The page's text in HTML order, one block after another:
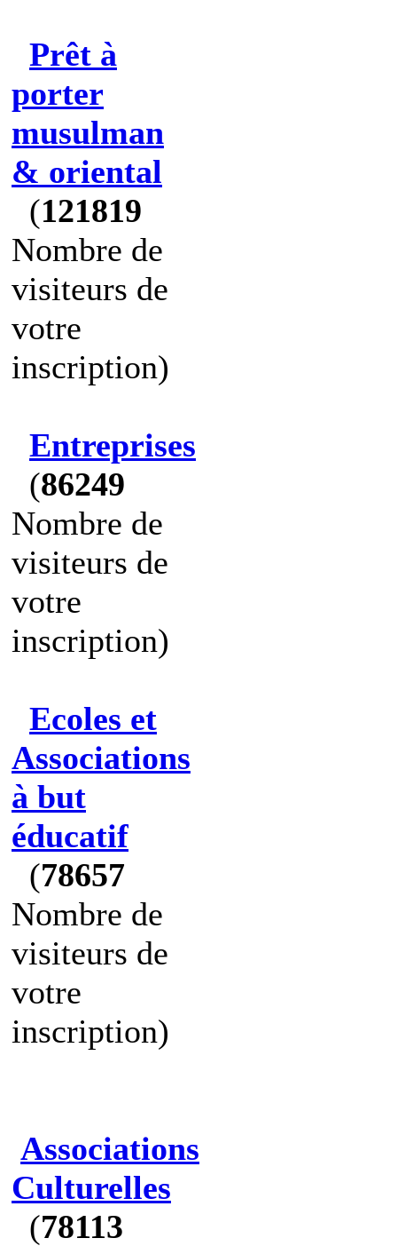
Prêt à
porter
musulman
& oriental
(121819
Nombre de
visiteurs de
votre
inscription)
Entreprises
(86249
Nombre de
visiteurs de
votre
inscription)
Ecoles et
Associations
à but
éducatif
(78657
Nombre de
visiteurs de
votre
inscription)
Associations
Culturelles
(78113